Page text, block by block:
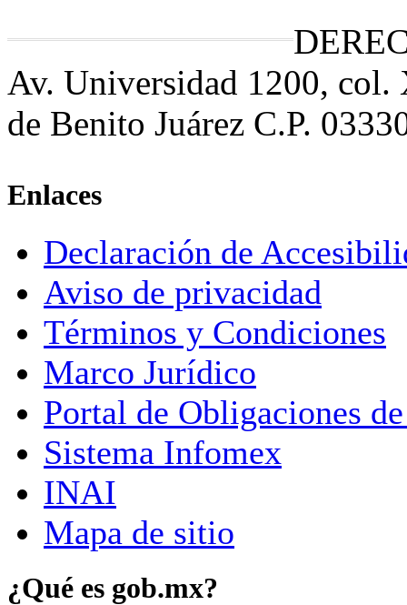
Av. Universidad 1200,
de Benito Juárez C.P.
Enlaces
Declaración de
Aviso de privacidad
Términos y Condiciones
Marco Jurídico
Portal de Obligaciones
Sistema Infomex
INAI
Mapa de sitio
¿Qué es gob.mx?